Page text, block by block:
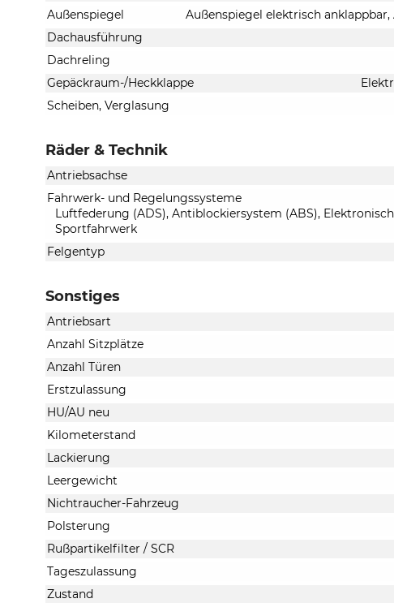
Außenspiegel
Außenspiegel elektrisch
Dachausführung
Dachreling
Gepäckraum-/Heckklappe
Scheiben, Verglasung
Räder & Technik
Antriebsachse
Fahrwerk- und Regelungssysteme
Luftfederung (ADS), Antiblockiersystem (ABS),
Sportfahrwerk
Felgentyp
Sonstiges
Antriebsart
Anzahl Sitzplätze
Anzahl Türen
Erstzulassung
HU/AU neu
Kilometerstand
Lackierung
Leergewicht
Nichtraucher-Fahrzeug
Polsterung
Rußpartikelfilter / SCR
Tageszulassung
Zustand